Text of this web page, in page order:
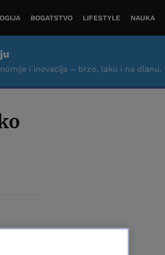
BOGATSTVO LIFESTYLE NAUKA
i inovacija – brzo, lako i na dlanu.